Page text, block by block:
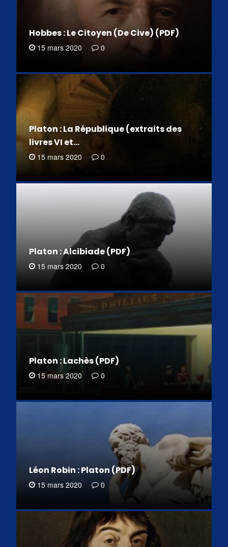
Hobbes : Le Citoyen (De Cive) (PDF)
15 mars 2020 0
Platon : La République (extraits des
livres VI et…
15 mars 2020 0
Platon : Alcibiade (PDF)
15 mars 2020 0
Platon : Lachès (PDF)
15 mars 2020 0
Léon Robin : Platon (PDF)
15 mars 2020 0